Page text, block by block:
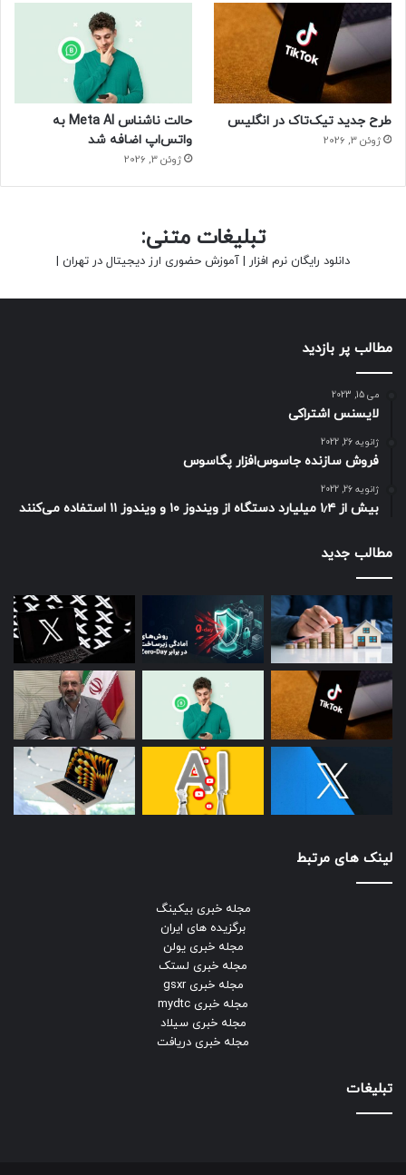
طرح جدید تیک‌تاک در انگلیس
ژوئن 3, 2026
حالت ناشناس Meta AI به
واتس‌اپ اضافه شد
ژوئن 3, 2026
تبلیغات متنی:
دانلود رایگان نرم افزار | آموزش حضوری ارز دیجیتال در تهران |
مطالب پر بازدید
می 15, 2023
لایسنس اشتراکی
ژانویه 26, 2022
فروش سازنده جاسوس‌افزار پگاسوس
ژانویه 26, 2022
بیش از ۱٫۴ میلیارد دستگاه از ویندوز ۱۰ و ویندوز ۱۱ استفاده می‌کنند
مطالب جدید
لینک های مرتبط
مجله خبری بیکینگ
برگزیده های ایران
مجله خبری یولن
مجله خبری لستک
مجله خبری gsxr
مجله خبری mydtc
مجله خبری سیلاد
مجله خبری دریافت
تبلیغات